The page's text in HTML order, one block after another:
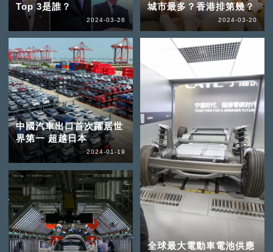
Top 3是誰？
2024-03-26
城市最多？香港排第幾？
2024-03-20
中國汽車出口首次躍居世
界第一 超越日本
2024-01-19
全球最大電動車電池供應